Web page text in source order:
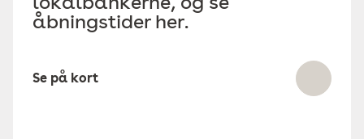
åbningstider her.
Se på kort